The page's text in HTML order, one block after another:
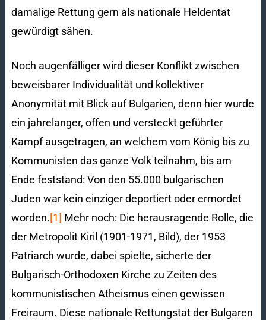
damalige Rettung gern als nationale Heldentat
gewürdigt sähen.
Noch augenfälliger wird dieser Konflikt zwischen
beweisbarer Individualität und kollektiver
Anonymität mit Blick auf Bulgarien, denn hier wurde
ein jahrelanger, offen und versteckt geführter
Kampf ausgetragen, an welchem vom König bis zu
Kommunisten das ganze Volk teilnahm, bis am
Ende feststand: Von den 55.000 bulgarischen
Juden war kein einziger deportiert oder ermordet
worden.[1] Mehr noch: Die herausragende Rolle, die
der Metropolit Kiril (1901-1971, Bild), der 1953
Patriarch wurde, dabei spielte, sicherte der
Bulgarisch-Orthodoxen Kirche zu Zeiten des
kommunistischen Atheismus einen gewissen
Freiraum. Diese nationale Rettungstat der Bulgaren